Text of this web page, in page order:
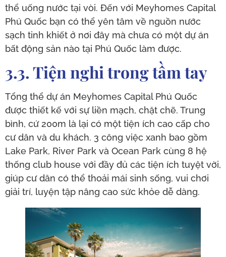
thể uống nước tại vòi. Đến với Meyhomes Capital
Phú Quốc bạn có thể yên tâm về nguồn nước
sạch tinh khiết ở nơi đây mà chưa có một dự án
bất động sản nào tại Phú Quốc làm được.
3.3. Tiện nghi trong tầm tay
Tổng thể dự án Meyhomes Capital Phú Quốc
được thiết kế với sự liền mạch, chặt chẽ. Trung
bình, cứ 200m là lại có một tiện ích cao cấp cho
cư dân và du khách. 3 công việc xanh bao gồm
Lake Park, River Park và Ocean Park cùng 8 hệ
thống club house với đầy đủ các tiện ích tuyệt vời,
giúp cư dân có thể thoải mái sinh sống, vui chơi
giải trí, luyện tập nâng cao sức khỏe dễ dàng.